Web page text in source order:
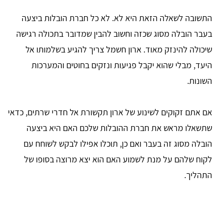
התשובה לשאלה הזאת היא לא. לא כל חברת הובלות ביצעה
בעבר הובלה מסוג שכזה וחשוב להבין שמדובר בתכולה רגישה
שיכולה להינזק מאוד. ארון חשמל צריך להגיע בשלמותו אל
היעד, מבלי שהוא יקבל פגיעות ונזקים בחוטים והמערכות
השונות.
אם אתם זקוקים לשינוע של ארון תקשורת אל חדרי שרתים, כדאי
שתשאלו מראש את חברת ההובלות שלכם האם היא ביצעה
הובלה מסוג זה בעבר ואם כן, תוכלו אפילו לבקש לשוחח עם
לקוח שלהם על מנת לשמוע האם הוא יצא מרוצה בסופו של
התהליך.